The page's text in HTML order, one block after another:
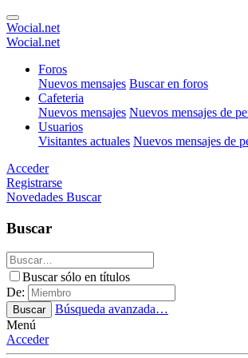
Wocial.net
Wocial.net
Foros
Nuevos mensajes Buscar en foros
Cafeteria
Nuevos mensajes Nuevos mensajes de
Usuarios
Visitantes actuales Nuevos mensajes de
Acceder
Registrarse
Novedades Buscar
Buscar
Buscar sólo en títulos
De:
Buscar
Búsqueda avanzada…
Menú
Acceder